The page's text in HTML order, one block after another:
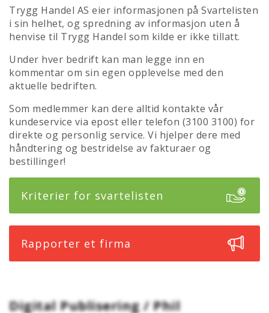
Trygg Handel AS eier informasjonen på Svartelisten
i sin helhet, og spredning av informasjon uten å
henvise til Trygg Handel som kilde er ikke tillatt.
Under hver bedrift kan man legge inn en
kommentar om sin egen opplevelse med den
aktuelle bedriften.
Som medlemmer kan dere alltid kontakte vår
kundeservice via epost eller telefon (3100 3100) for
direkte og personlig service. Vi hjelper dere med
håndtering og bestridelse av fakturaer og
bestillinger!
Kriterier for svartelisten
Rapporter et firma
Digital Publisering / Phil